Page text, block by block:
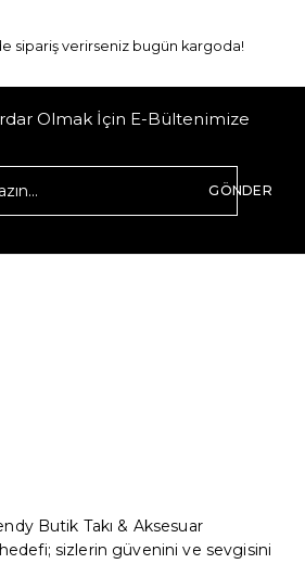
sipariş verirseniz bugün kargoda!
Olmak İçin E-Bültenimize
GÖNDER
Butik Takı & Aksesuar
sizlerin güvenini ve sevgisini